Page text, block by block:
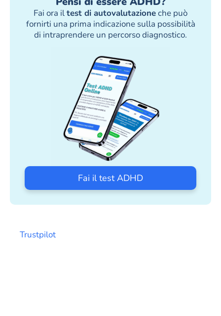
Fai ora iltest di autovalutazioneche può
fornirti una prima indicazione sulla possibilità
di intraprendere un percorso diagnostico.
Fai il test ADHD
Trustpilot